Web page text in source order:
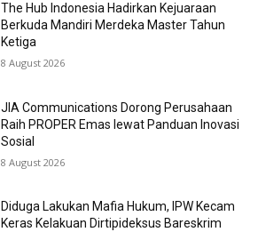
The Hub Indonesia Hadirkan Kejuaraan
Berkuda Mandiri Merdeka Master Tahun
Ketiga
8 August 2026
JIA Communications Dorong Perusahaan
Raih PROPER Emas lewat Panduan Inovasi
Sosial
8 August 2026
Diduga Lakukan Mafia Hukum, IPW Kecam
Keras Kelakuan Dirtipideksus Bareskrim